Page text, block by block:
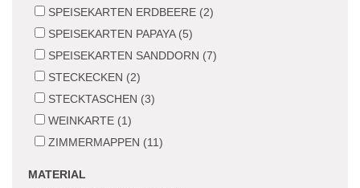
SPEISEKARTEN ERDBEERE (2)
SPEISEKARTEN PAPAYA (5)
SPEISEKARTEN SANDDORN (7)
STECKECKEN (2)
STECKTASCHEN (3)
WEINKARTE (1)
ZIMMERMAPPEN (11)
MATERIAL